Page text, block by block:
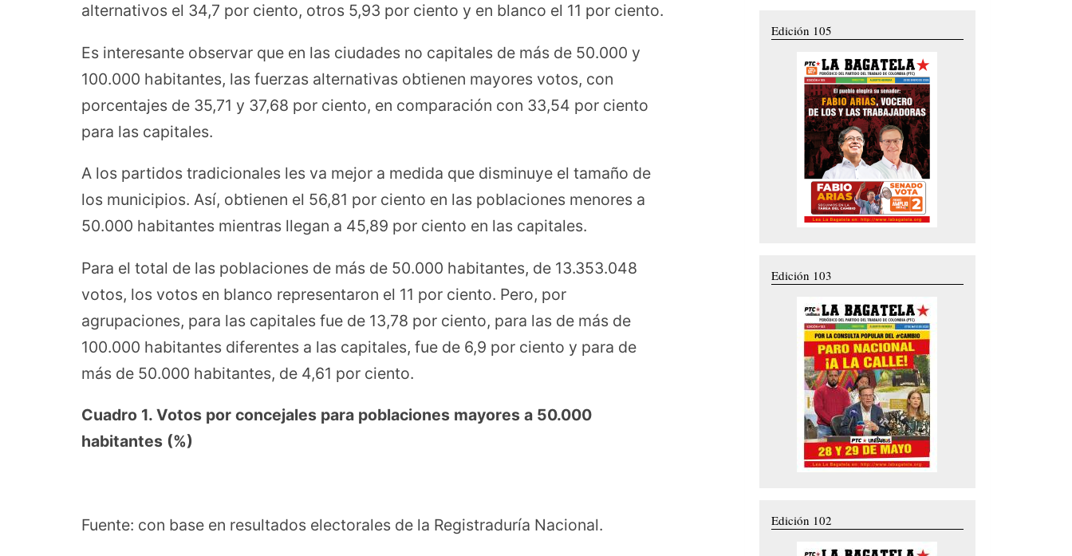
alternativos el 34,7 por ciento, otros 5,93 por ciento y en blanco el 11 por ciento.
Es interesante observar que en las ciudades no capitales de más de 50.000 y
100.000 habitantes, las fuerzas alternativas obtienen mayores votos, con
porcentajes de 35,71 y 37,68 por ciento, en comparación con 33,54 por ciento
para las capitales.
A los partidos tradicionales les va mejor a medida que disminuye el tamaño de
los municipios. Así, obtienen el 56,81 por ciento en las poblaciones menores a
50.000 habitantes mientras llegan a 45,89 por ciento en las capitales.
Para el total de las poblaciones de más de 50.000 habitantes, de 13.353.048
votos, los votos en blanco representaron el 11 por ciento. Pero, por
agrupaciones, para las capitales fue de 13,78 por ciento, para las de más de
100.000 habitantes diferentes a las capitales, fue de 6,9 por ciento y para de
más de 50.000 habitantes, de 4,61 por ciento.
Cuadro 1. Votos por concejales para poblaciones mayores a 50.000
habitantes (%)
Fuente: con base en resultados electorales de la Registraduría Nacional.
Edición 105
Edición 103
Edición 102